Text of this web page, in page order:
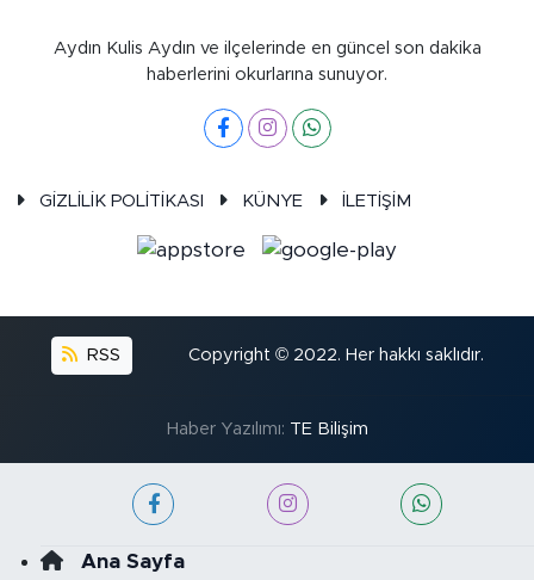
Aydın Kulis Aydın ve ilçelerinde en güncel son dakika
haberlerini okurlarına sunuyor.
GİZLİLİK POLİTİKASI KÜNYE İLETİŞİM
RSS Copyright © 2022. Her hakkı saklıdır.
Haber Yazılımı: TE Bilişim
Ana Sayfa